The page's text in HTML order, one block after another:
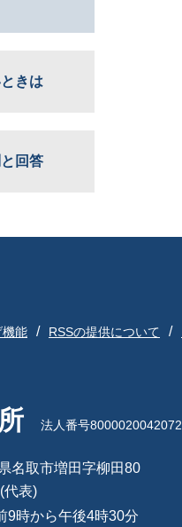
きは
回答
機能 RSSの提供について
法人番号8000020042072
名取市増田字柳田80
代表)
9時から午後4時30分